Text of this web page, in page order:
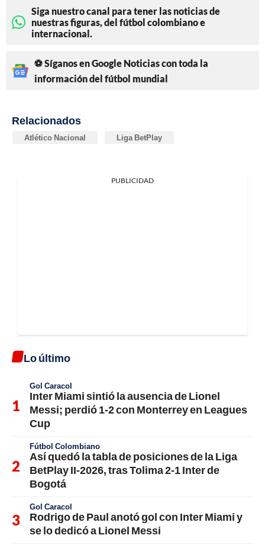
Siga nuestro canal para tener las noticias de
nuestras figuras, del fútbol colombiano e
internacional.
⚽ Síganos en Google Noticias con toda la
información del fútbol mundial
Relacionados
Atlético Nacional Liga BetPlay
PUBLICIDAD
Lo último
Gol Caracol
Inter Miami sintió la ausencia de Lionel
Messi; perdió 1-2 con Monterrey en Leagues
Cup
Fútbol Colombiano
Así quedó la tabla de posiciones de la Liga
BetPlay II-2026, tras Tolima 2-1 Inter de
Bogotá
Gol Caracol
Rodrigo de Paul anotó gol con Inter Miami y
se lo dedicó a Lionel Messi